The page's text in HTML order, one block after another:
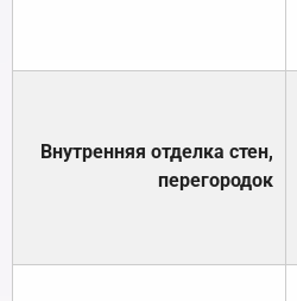
Внутренняя отделка стен,
перегородок